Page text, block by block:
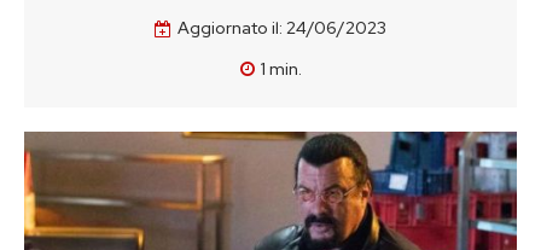
Aggiornato il: 24/06/2023
1 min.